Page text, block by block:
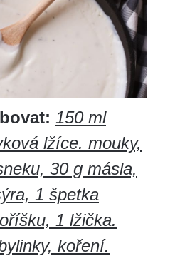
150 ml
lžíce. mouky,
30 g másla,
1 špetka
1 lžička.
koření.